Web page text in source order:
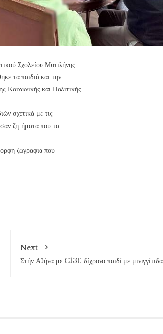
Σχολείου Μυτιλήνης
τα παιδιά και την
Κοινωνικής και Πολιτικής
σχετικά με τις
ζητήματα που τα
ζωγραφιά που
Next
Στήν Αθήνα με C130 δίχρονο παιδί με μινιγγίτιδα